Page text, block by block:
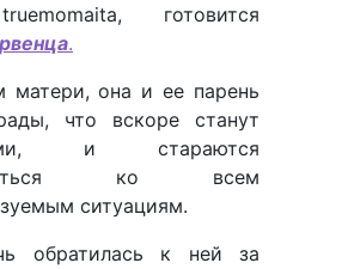
готовится
.
матери, она и ее парень
что вскоре станут
и стараются
ко всем
ситуациям.
обратилась к ней за